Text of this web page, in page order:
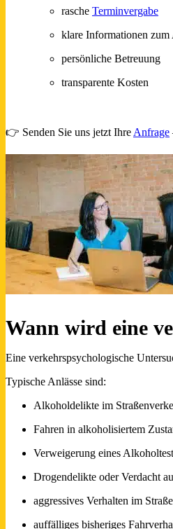
rasche Terminvergabe
klare Informationen
persönliche Betreuung
transparente Kosten
👉 Senden Sie uns jetzt Ihre Anfrage
Wann wird eine
Eine verkehrspsychologische
Typische Anlässe sind:
Alkoholdelikte im
Fahren in alkoholisiertem
Verweigerung eines
Drogendelikte oder Verdacht
aggressives Verhalten im
auffälliges bisheriges